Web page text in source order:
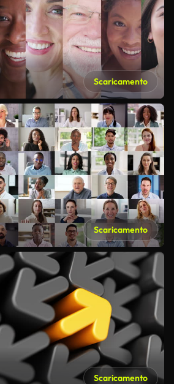
Scaricamento
Scaricamento
Scaricamento